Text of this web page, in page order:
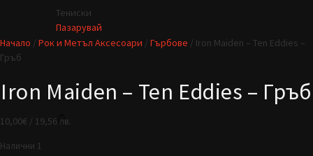
Тениски
Пазарувай
Начало / Рок и Метъл Аксесоари / Гърбове / Iron Maiden – Ten Eddies –
Гръб
Iron Maiden – Ten Eddies – Гръб
10,00€ / 19,56 лв.
Налични 1